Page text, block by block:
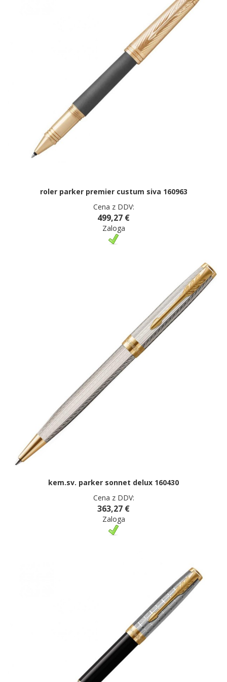
roler parker premier custum siva 160963
Cena z DDV:
499,27 €
Zaloga
kem.sv. parker sonnet delux 160430
Cena z DDV:
363,27 €
Zaloga